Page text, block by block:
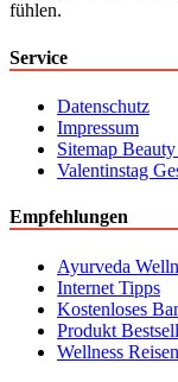
fühlen.
Service
Datenschutz
Impressum
Sitemap
Valentinstag
Empfehlungen
Ayurveda
Internet Tipps
Kostenloses
Produkt
Wellness